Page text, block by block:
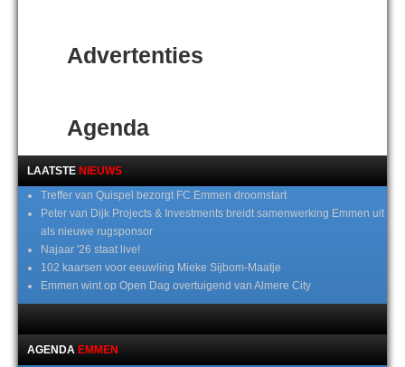
Advertenties
Agenda
LAATSTE NIEUWS
Treffer van Quispel bezorgt FC Emmen droomstart
Peter van Dijk Projects & Investments breidt samenwerking Emmen uit
als nieuwe rugsponsor
Najaar '26 staat live!
102 kaarsen voor eeuwling Mieke Sijbom-Maatje
Emmen wint op Open Dag overtuigend van Almere City
AGENDA EMMEN